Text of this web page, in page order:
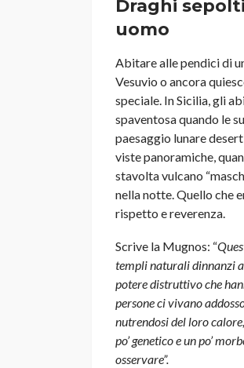
Draghi
uomo
Abitare alle pendici di
Vesuvio o ancora
speciale. In Sicilia, gli
spaventosa quando le
paesaggio lunare
viste panoramiche,
stavolta vulcano
nella notte. Quello che
rispetto e reverenza.
Scrive la Mugnos: “
templi naturali dinnanzi
potere distruttivo che
persone ci vivano
nutrendosi del loro
po’ genetico e un po’
osservare”.